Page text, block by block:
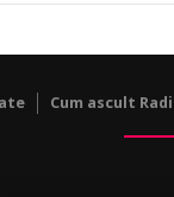
Cum ascult